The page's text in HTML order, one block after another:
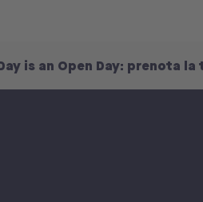
an Open Day: prenota la tua